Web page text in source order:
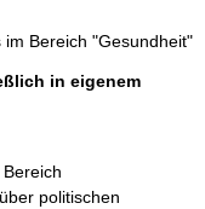
Bereich "Gesundheit"
in eigenem
politischen